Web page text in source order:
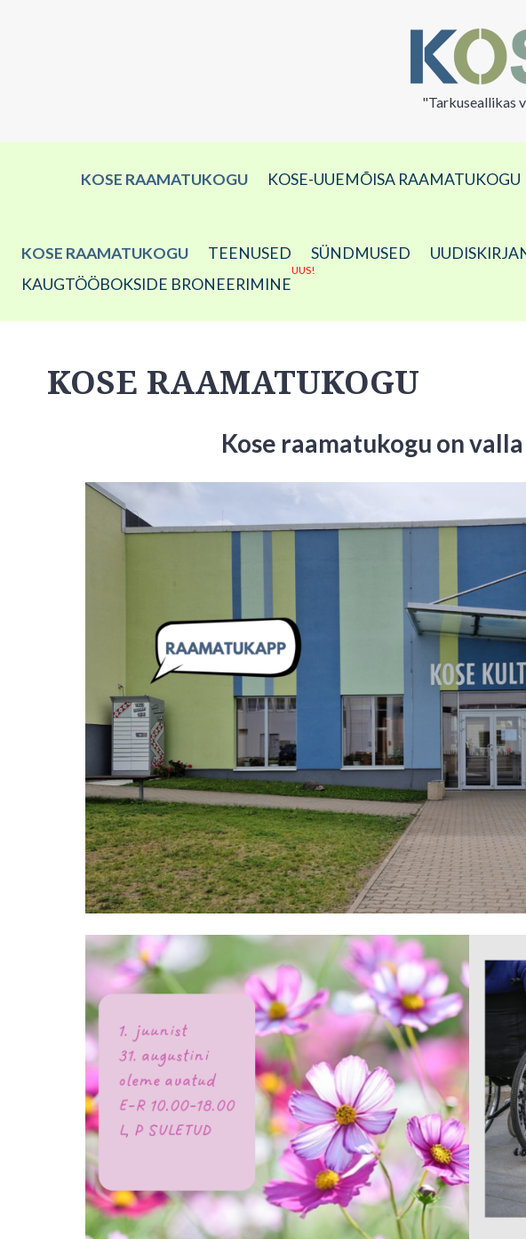
"Tarkuseallikas
KOSE RAAMATUKOGU KOSE-UUEMÕISA RAAMATUKOGU
KOSE RAAMATUKOGU TEENUSED SÜNDMUSED
KAUGTÖÖBOKSIDE BRONEERIMINE
UUS!
KOSE RAAMATUKOGU
Kose raamatukogu on